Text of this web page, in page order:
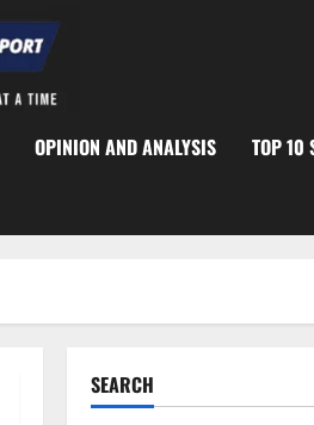
OPINION AND ANALYSIS TOP 10
SEARCH